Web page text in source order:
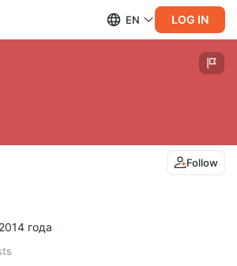
EN LOG IN
Follow
года